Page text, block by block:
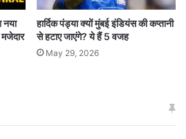
नया
मजेदार
हार्दिक पंड्या क्यों मुंबई इंडियंस की कप्तानी
से हटाए जाएंगे? ये हैं 5 वजह
May 29, 2026
खाई में धक्का… आरोपियों ने